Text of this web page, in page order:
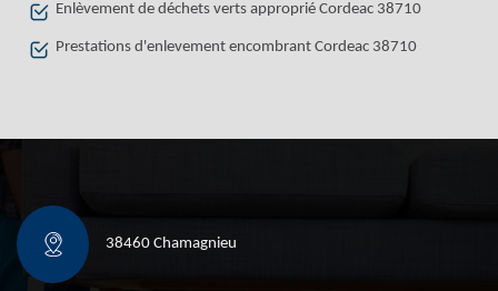
Enlèvement de déchets verts approprié Cordeac 38710
Prestations d'enlevement encombrant Cordeac 38710
38460 Chamagnieu